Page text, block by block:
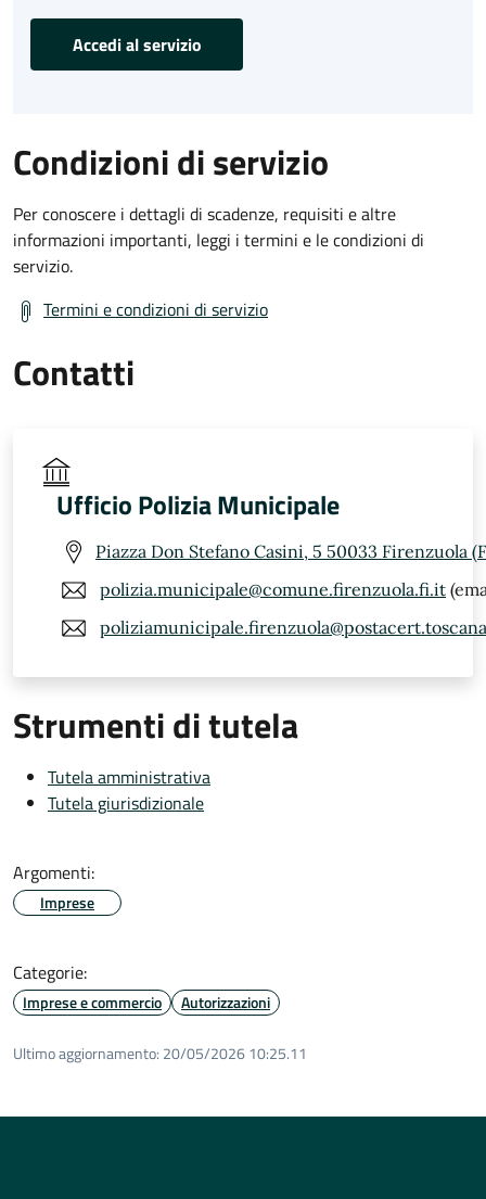
Accedi al servizio
Condizioni di servizio
Per conoscere i dettagli di scadenze, requisiti e altre
informazioni importanti, leggi i termini e le condizioni di
servizio.
Termini e condizioni di servizio
Contatti
Ufficio Polizia Municipale
Piazza Don Stefano Casini, 5 50033 Firenzuola
polizia.municipale@comune.firenzuola.fi.it
Strumenti di tutela
Tutela amministrativa
Tutela giurisdizionale
Argomenti:
Imprese
Categorie:
Imprese e commercio Autorizzazioni
Ultimo aggiornamento: 20/05/2026 10:25.11